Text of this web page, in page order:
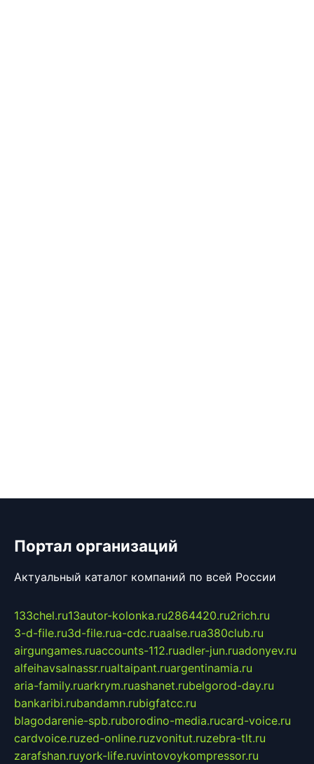
Портал организаций
Актуальный каталог компаний по всей России
133chel.ru13autor-kolonka.ru2864420.ru2rich.ru
3-d-file.ru3d-file.rua-cdc.ruaalse.rua380club.ru
airgungames.ruaccounts-112.ruadler-jun.ruadonyev.ru
alfeihavsalnassr.rualtaipant.ruargentinamia.ru
aria-family.ruarkrym.ruashanet.rubelgorod-day.ru
bankaribi.rubandamn.rubigfatcc.ru
blagodarenie-spb.ruborodino-media.rucard-voice.ru
cardvoice.ruzed-online.ruzvonitut.ruzebra-tlt.ru
zarafshan.ruyork-life.ruvintovoykompressor.ru